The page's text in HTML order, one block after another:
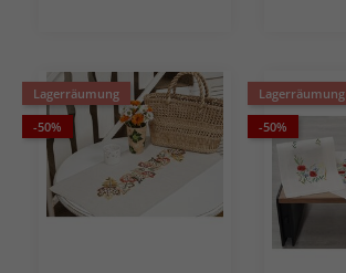
Lagerräumung
-50%
Lagerräumung
-50%